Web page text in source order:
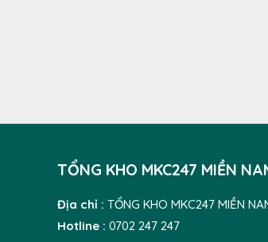
TỔNG KHO MKC247 MIỀN
Địa chỉ : TỔNG KHO MKC247 MIỀN
Hotline : 0702 247 247